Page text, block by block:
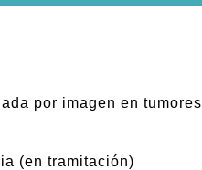
por imagen en tumores
(en tramitación)